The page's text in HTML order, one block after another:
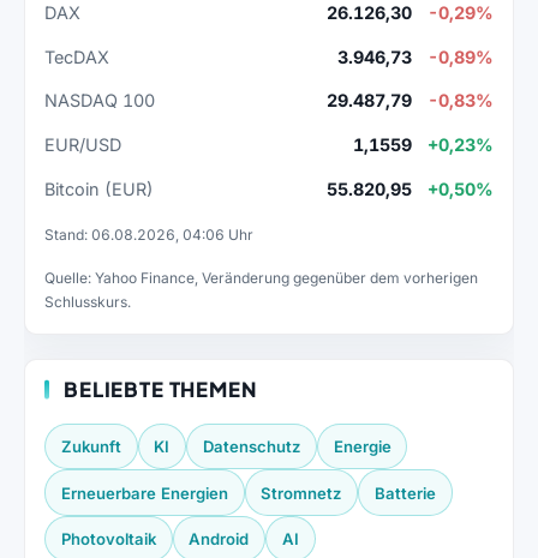
DAX 26.126,30 -0,29%
TecDAX 3.946,73 -0,89%
NASDAQ 100 29.487,79 -0,83%
EUR/USD 1,1559 +0,23%
Bitcoin (EUR) 55.820,95 +0,50%
Stand: 06.08.2026, 04:06 Uhr
Quelle: Yahoo Finance, Veränderung gegenüber dem vorherigen
Schlusskurs.
BELIEBTE THEMEN
Zukunft KI Datenschutz Energie
Erneuerbare Energien Stromnetz Batterie
Photovoltaik Android AI